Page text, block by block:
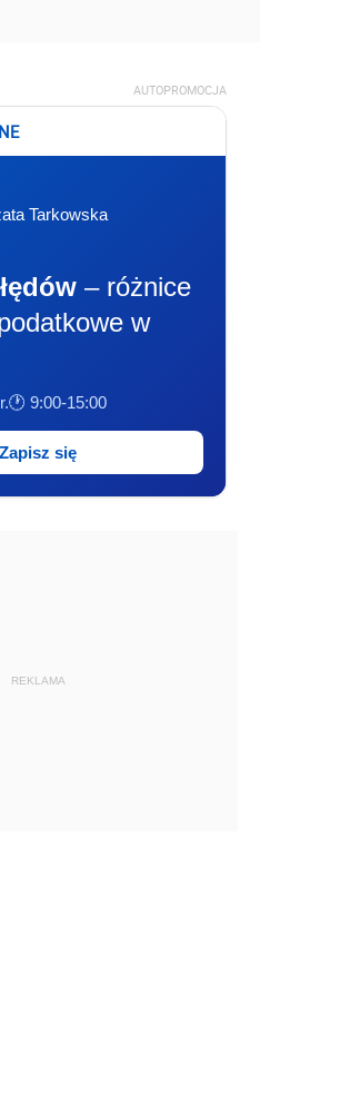
AUTOPROMOCJA
Tarkowska
– różnice
w
🕐 9:00-15:00
Zapisz się
REKLAMA